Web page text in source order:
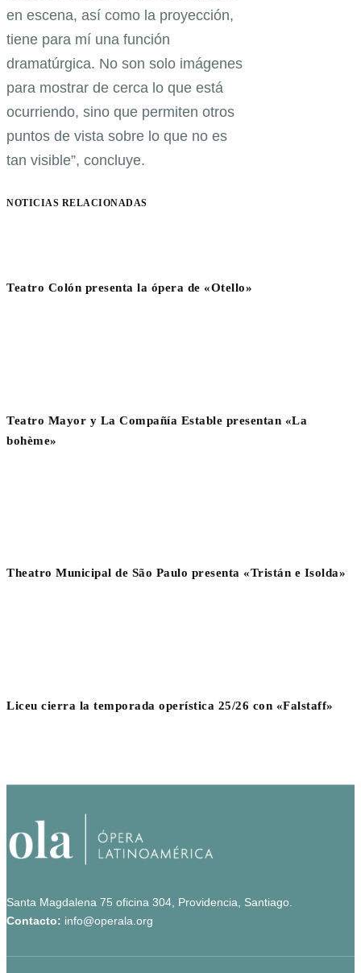
en escena, así como la proyección,
tiene para mí una función
dramatúrgica. No son solo imágenes
para mostrar de cerca lo que está
ocurriendo, sino que permiten otros
puntos de vista sobre lo que no es
tan visible”, concluye.
NOTICIAS RELACIONADAS
Teatro Colón presenta la ópera de «Otello»
Teatro Mayor y La Compañía Estable presentan «La
bohème»
Theatro Municipal de São Paulo presenta «Tristán e Isolda»
Liceu cierra la temporada operística 25/26 con «Falstaff»
Santa Magdalena 75 oficina 304, Providencia, Santiago.
Contacto: info@operala.org